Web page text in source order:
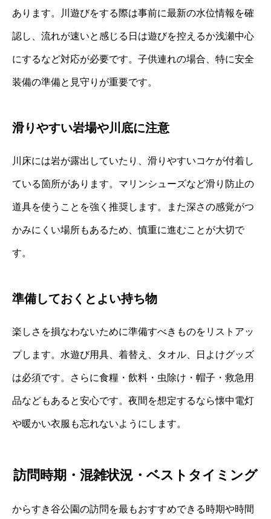
あります。川遊びをする際は事前に最新の水位情報を確
認し、流れが速いと感じる日は遊びを控えるか浅瀬中心
にするなど対応が必要です。子供連れの場合、特に安全
装備の準備と見守りが重要です。
滑りやすい岩場や川底に注意
川床には岩が露出していたり、滑りやすいコケが付着し
ている箇所があります。マリンシューズなど滑り防止の
道具を使うことを強く推奨します。また深さの感覚がつ
かみにくい場所もあるため、慎重に進むことが大切で
す。
準備しておくとよい持ち物
楽しさを損なわないために準備すべきものをリストアッ
プします。水遊び用具、着替え、タオル、日よけグッズ
は必須です。さらに食糧・飲料・虫除け・帽子・救急用
品などもあると安心です。夜間を想定するなら懐中電灯
や暖かい衣服も忘れないようにします。
訪問時期・混雑状況・ベストタイミング
からすき谷公園の訪問を最もおすすめできる時期や時間